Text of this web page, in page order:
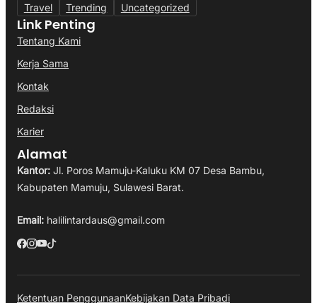
Travel
Trending Uncategorized
Link Penting
Tentang Kami
Kerja Sama
Kontak
Redaksi
Karier
Alamat
Kantor: Jl. Poros Mamuju-Kaluku KM 07 Desa Bambu,
Kabupaten Mamuju, Sulawesi Barat.
Email: halilintardaus@gmail.com
Ketentuan PenggunaanKebijakan Data Pribadi